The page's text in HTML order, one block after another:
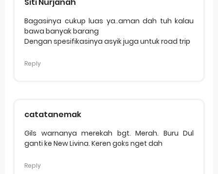
Bagasinya cukup luas ya..aman dah tuh kalau
bawa banyak barang
Dengan spesifikasinya asyik juga untuk road trip
Reply
catatanemak
Gils warnanya merekah bgt. Merah. Buru Dul
ganti ke New Livina. Keren goks nget dah
Reply